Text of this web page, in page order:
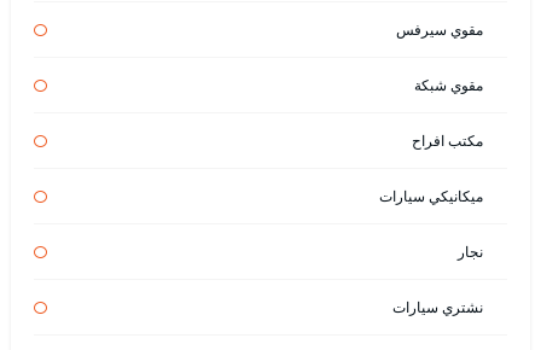
مقوي سيرفس
مقوي شبكة
مكتب افراح
ميكانيكي سيارات
نجار
نشتري سيارات